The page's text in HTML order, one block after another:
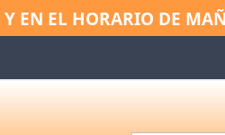
EN EL HORARIO DE